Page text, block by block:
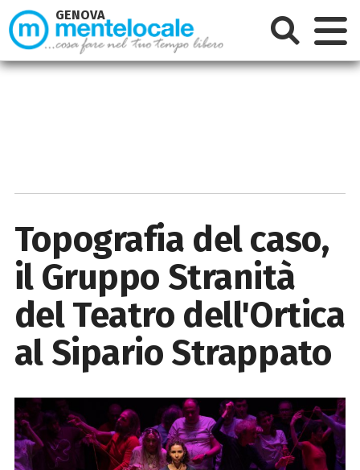
Topografia del caso,
il Gruppo Stranità
del Teatro dell'Ortica
al Sipario Strappato
GENOVA